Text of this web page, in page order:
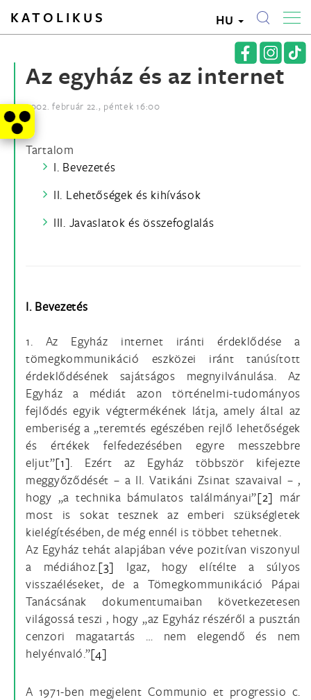
KATOLIKUS HU
Az egyház és az internet
2002. február 22., péntek 16:00
Tartalom
I. Bevezetés
II. Lehetőségek és kihívások
III. Javaslatok és összefoglalás
I. Bevezetés
1. Az Egyház internet iránti érdeklődése a
tömegkommunikáció eszközei iránt tanúsított
érdeklődésének sajátságos megnyilvánulása. Az
Egyház a médiát azon történelmi-tudományos
fejlődés egyik végtermékének látja, amely által az
emberiség a „teremtés egészében rejlő lehetőségek
és értékek felfedezésében egyre messzebbre
eljut”[1]. Ezért az Egyház többször kifejezte
meggyőződését – a II. Vatikáni Zsinat szavaival – ,
hogy „a technika bámulatos találmányai”[2] már
most is sokat tesznek az emberi szükségletek
kielégítésében, de még ennél is többet tehetnek.
Az Egyház tehát alapjában véve pozitívan viszonyul
a médiához.[3] Igaz, hogy elítélte a súlyos
visszaéléseket, de a Tömegkommunikáció Pápai
Tanácsának dokumentumaiban következetesen
világossá teszi , hogy „az Egyház részéről a pusztán
cenzori magatartás … nem elegendő és nem
helyénvaló.”[4]
A 1971-ben megjelent Communio et progressio c.